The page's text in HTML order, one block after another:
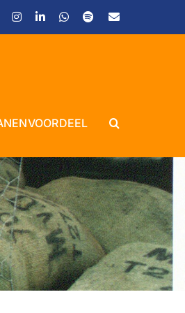
FacebookInstagramLinkedInWhatsApp
SpotifyE-